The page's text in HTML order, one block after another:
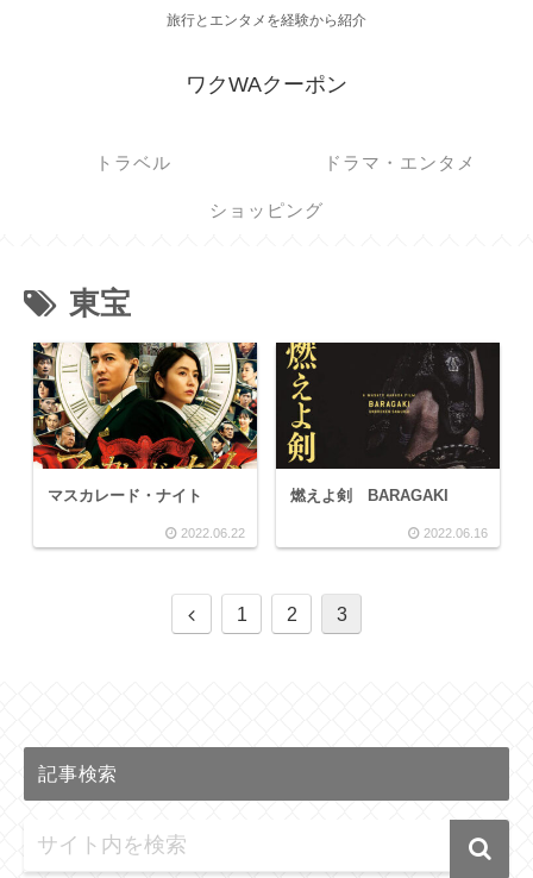
旅行とエンタメを経験から紹介
ワクWAクーポン
トラベル ドラマ・エンタメ
ショッピング
東宝
マスカレード・ナイト
2022.06.22
燃えよ剣 BARAGAKI
2022.06.16
1 2 3
記事検索